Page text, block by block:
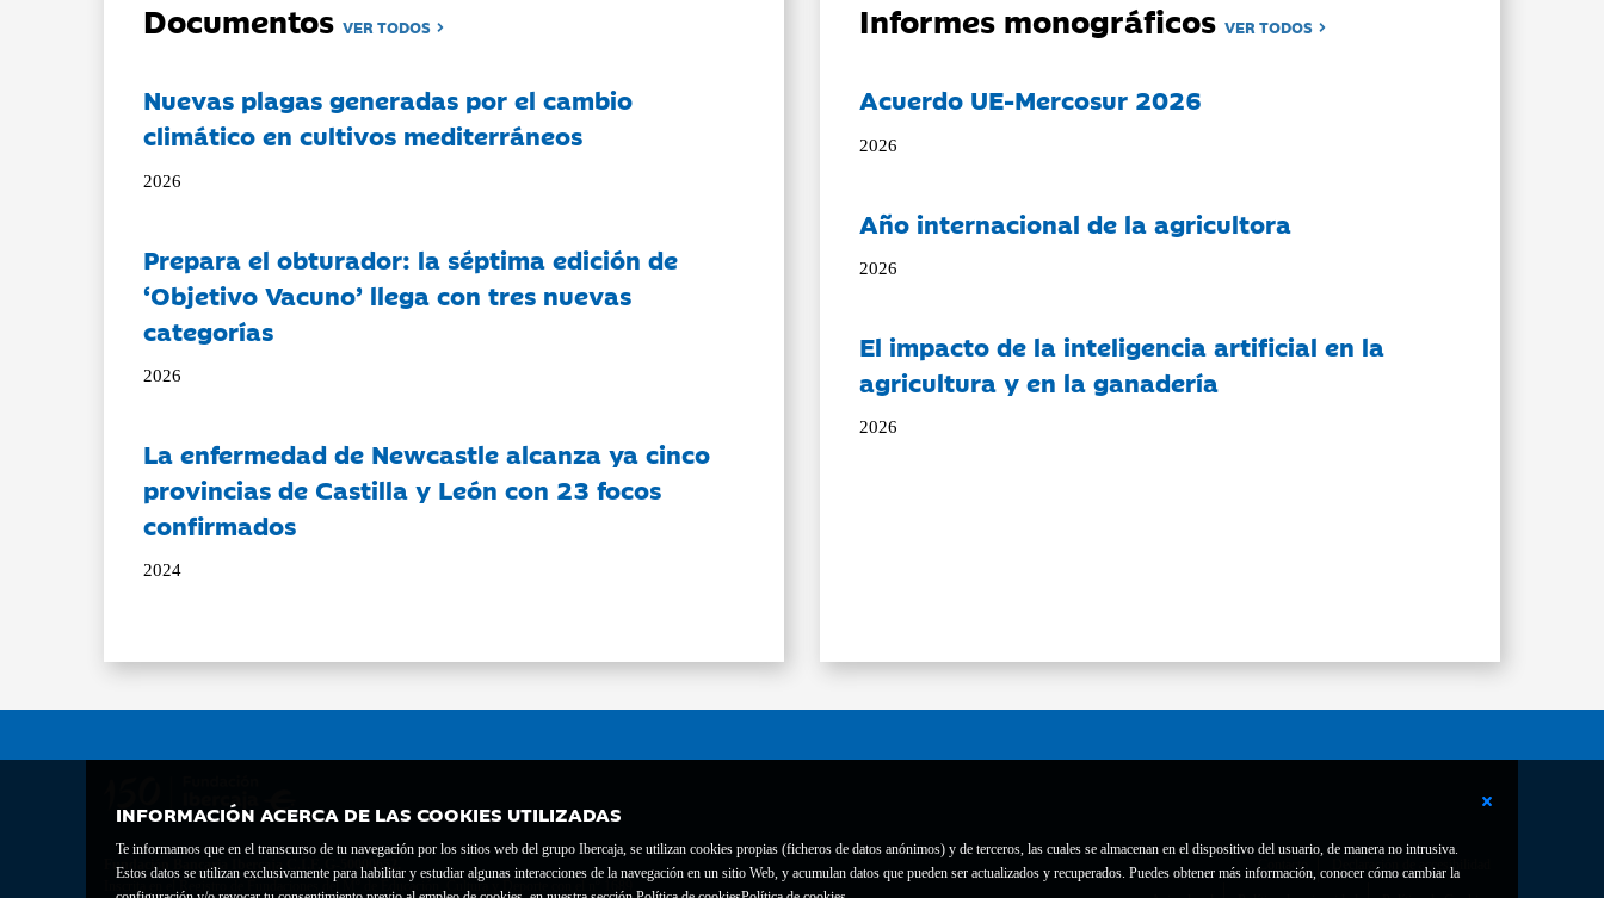
INFORMACIÓN ACERCA DE LAS COOKIES UTILIZADAS
Te informamos que en el transcurso de tu navegación por los sitios web del grupo Ibercaja, se utilizan cookies propias (ficheros de datos anónimos) y de terceros, las cuales se almacenan en el dispositivo del usuario, de manera no intrusiva.
Estos datos se utilizan exclusivamente para habilitar y estudiar algunas interacciones de la navegación en un sitio Web, y acumulan datos que pueden ser actualizados y recuperados. Puedes obtener más información, conocer cómo cambiar la
DocumentosVER TODOS
Nuevas plagas generadas por el cambio
climático en cultivos mediterráneos
2026
Prepara el obturador: la séptima edición de
‘Objetivo Vacuno’ llega con tres nuevas
categorías
2026
La enfermedad de Newcastle alcanza ya cinco
provincias de Castilla y León con 23 focos
confirmados
2024
Informes monográficosVER TODOS
Acuerdo UE-Mercosur 2026
2026
Año internacional de la agricultora
2026
El impacto de la inteligencia artificial en la
agricultura y en la ganadería
2026
Fundación Bancaria Ibercaja C.I.F. G-50000652.
Inscrita en el Registro de Fundaciones del Mº de Educación, Cultura y Deporte con el nº 1689.
Contacto Declaración de accesibilidad